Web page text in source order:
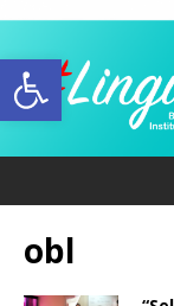
Abrir a
obl